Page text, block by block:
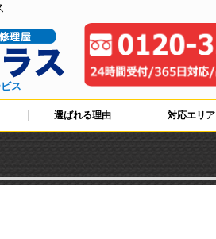
ス
選ばれる理由 対応エリア